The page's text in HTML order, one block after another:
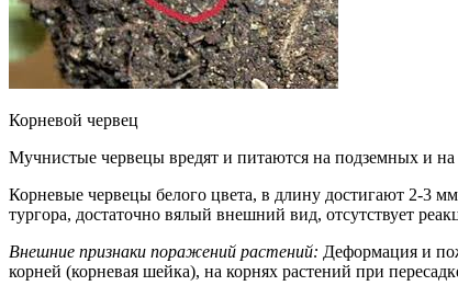
Корневой червец
Мучнистые червецы вредят и питаются на подземных и на
Корневые червецы белого цвета, в длину достигают 2-3
тургора, достаточно вялый внешний вид, отсутствует
Внешние признаки поражений растений: Деформация и
корней (корневая шейка), на корнях растений при